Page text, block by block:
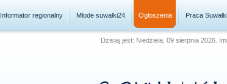
Informator regionalny Młode suwałki24 Ogłoszenia Praca Suwałki
Dzisiaj jest: Niedziela, 09 sierpnia 2026.